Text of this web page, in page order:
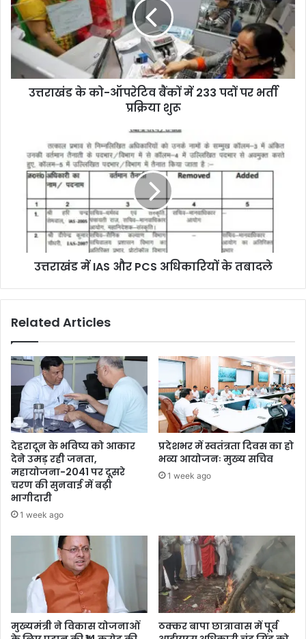
उत्तराखंड के को-ऑपरेटिव बैंकों में 233 पदों पर भर्ती
प्रक्रिया शुरू
उत्तराखंड में IAS और PCS अधिकारियों के तबादले
Related Articles
देहरादून के भविष्य को आकार
देने उमड़ रही जनता,
महायोजना-2041 पर दूसरे
चरण की सुनवाई में बढ़ी
भागीदारी
1 week ago
प्रदेशभर में स्वतंत्रता दिवस का हो
भव्य आयोजनः मुख्य सचिव
1 week ago
मुख्यमंत्री ने विकास योजनाओं
ठक्कर बापा छात्रावास में पूर्व